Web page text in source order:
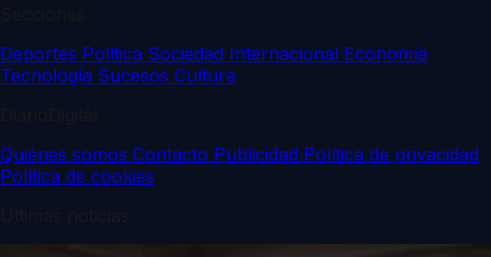
Deportes Política Sociedad Internacional Economía
Tecnología Sucesos Cultura
Quiénes somos Contacto Publicidad Política de privacidad
Política de cookies